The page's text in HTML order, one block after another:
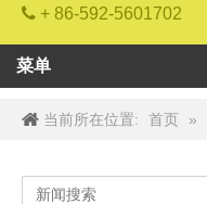
 + 86-592-5601702
简体中文
菜单
当前所在位置: 首页 »